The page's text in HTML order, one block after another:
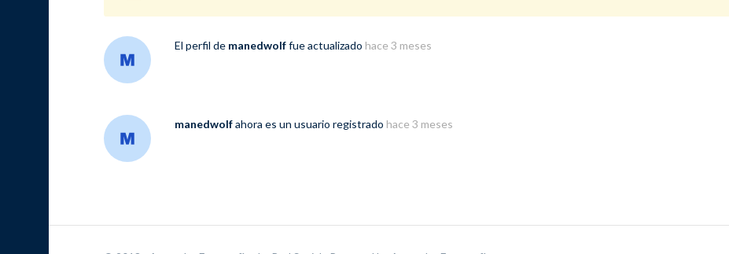
El perfil de manedwolffue actualizado hace 3 meses
manedwolfahora es un usuario registrado hace 3 meses